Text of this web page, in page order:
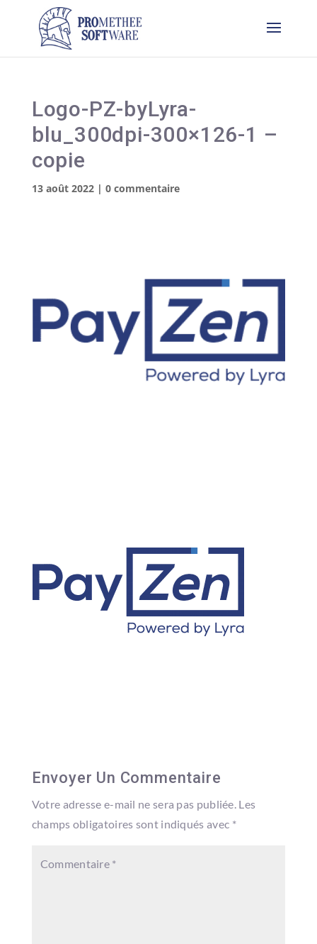
Logo-PZ-byLyra-
blu_300dpi-300×126-1 –
copie
13 août 2022| 0 commentaire
Envoyer Un Commentaire
Votre adresse e-mail ne sera pas publiée. Les
champs obligatoires sont indiqués avec *